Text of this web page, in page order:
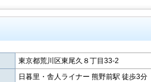
東京都荒川区東尾久８丁目33-2
日暮里・舎人ライナー 熊野前駅 徒歩3分